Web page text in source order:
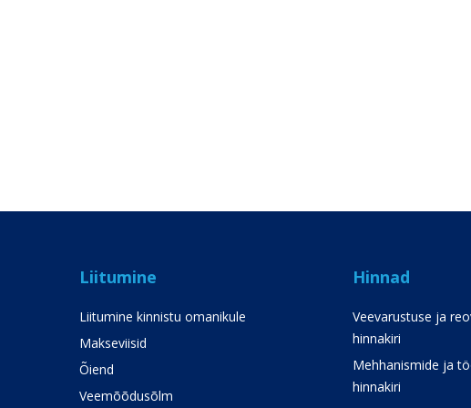
Liitumine
Liitumine kinnistu omanikule
Makseviisid
Õiend
Veemõõdusõlm
Hinnad
Veevarustuse ja
hinnakiri
Mehhanismide ja
hinnakiri